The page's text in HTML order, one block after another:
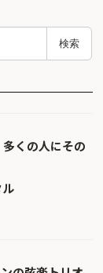
検索
くの人にその